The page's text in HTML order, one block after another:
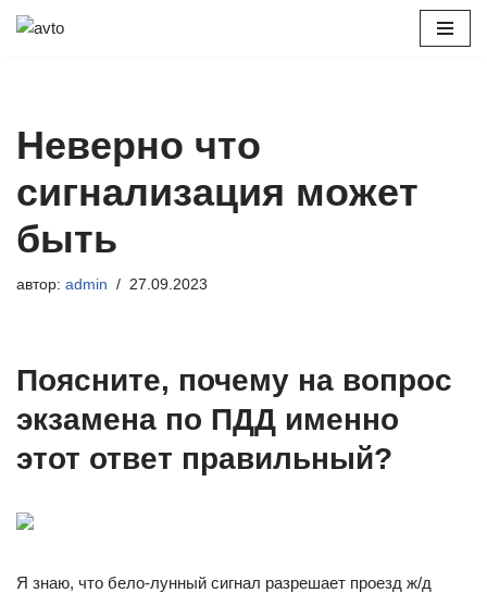
Неверно что
сигнализация может
быть
автор: admin 27.09.2023
Поясните, почему на вопрос
экзамена по ПДД именно
этот ответ правильный?
Я знаю, что бело-лунный сигнал разрешает проезд ж/д